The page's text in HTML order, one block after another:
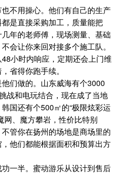
不用操心。他们有自己的生产
是直接采购加工，质量能把
年的老师傅，现场测量、基础
会让你来回对接多个施工队。
小时内响应，定期还会上门维
省得你跑手续。
们做的。山东威海有个3000
战和电玩结合，现在成了当地
国还有个500㎡的“极限炫彩运
网、魔方攀岩，性价比特别
管你在扬州的场地是商场里的
他们都能根据面积和预算出方
一半。蜜动游乐从设计到售后